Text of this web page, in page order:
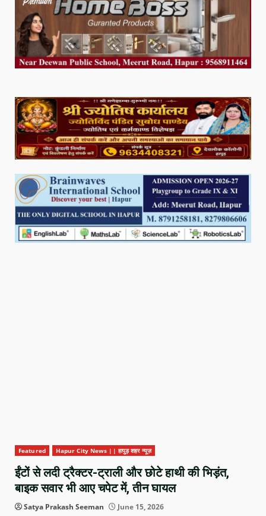
Featured Hapur City News || हापुड़ शहर न्यूज़
ईंटों से लदी ट्रैक्टर-ट्राली और छोटे हाथी की भिड़ंत,
बाइक सवार भी आए चपेट में, तीन घायल
Satya Prakash Seeman June 15, 2026